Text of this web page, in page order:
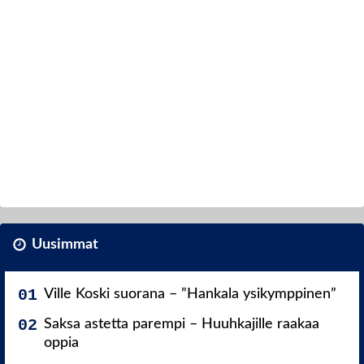
Uusimmat
Ville Koski suorana – ”Hankala ysikymppinen”
Saksa astetta parempi – Huuhkajille raakaa
oppia